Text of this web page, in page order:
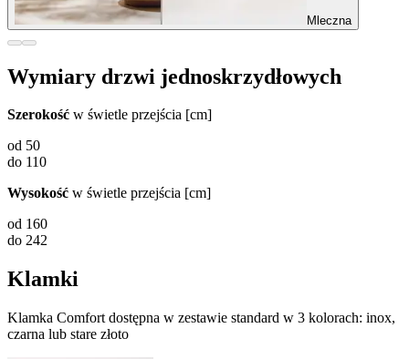
Mleczna
Wymiary drzwi jednoskrzydłowych
Szerokość w świetle przejścia [cm]
od 50
do 110
Wysokość w świetle przejścia [cm]
od 160
do 242
Klamki
Klamka Comfort dostępna w zestawie standard w 3 kolorach: inox,
czarna lub stare złoto